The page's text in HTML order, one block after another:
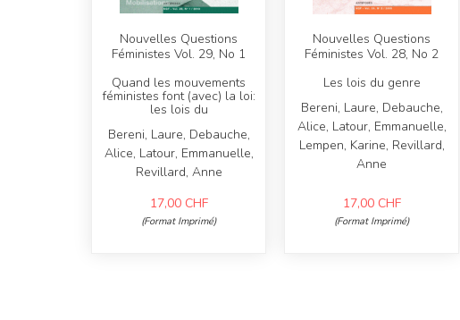
Nouvelles Questions
Féministes Vol. 29, No 1
Quand les mouvements
féministes font (avec) la loi:
les lois du
Bereni, Laure, Debauche,
Alice, Latour, Emmanuelle,
Revillard, Anne
17,00 CHF
(Format Imprimé)
Nouvelles Questions
Féministes Vol. 28, No 2
Les lois du genre
Bereni, Laure, Debauche,
Alice, Latour, Emmanuelle,
Lempen, Karine, Revillard,
Anne
17,00 CHF
(Format Imprimé)